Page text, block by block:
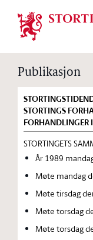
Publikasjon
STORTINGS
FORHANDLINGER
STORTINGETS
År 1989
Møte mandag
Møte tirsdag
Møte torsdag
Møte torsdag